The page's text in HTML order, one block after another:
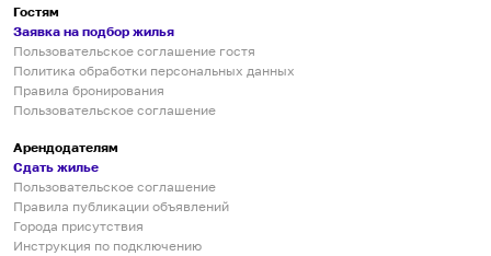
Гостям
Заявка на подбор жилья
Пользовательское соглашение гостя
Политика обработки персональных данных
Правила бронирования
Пользовательское соглашение
Арендодателям
Сдать жилье
Пользовательское соглашение
Правила публикации объявлений
Города присутствия
Инструкция по подключению